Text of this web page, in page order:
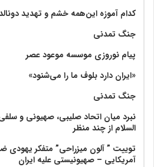
کدام آموزه این‌همه خشم و تهدید
جنگ تمدنی
پیام نوروزی موسسه موعود عصر
«ایران دارد بلوف ما را می‌شنود»
جنگ تمدنی
نبرد میان اتحاد صلیبی، صهیونی و
السلام از چند منظر
توییت ” آلون میزراحی” متفکر
آمریکایی – صهیونیستی علیه ایران